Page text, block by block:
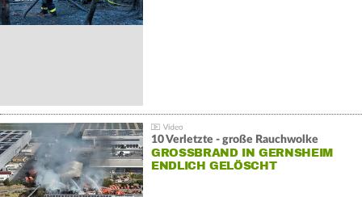
10 Verletzte - große Rauchwolke
GROSSBRAND IN GERNSHEIM E
NDLICH GELÖSCHT